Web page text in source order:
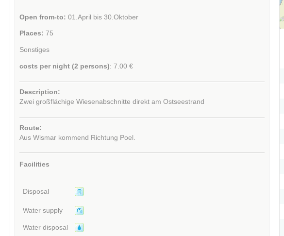
Open from-to: 01.April bis 30.Oktober
Places: 75
Sonstiges
costs per night (2 persons): 7.00 €
Description:
Zwei großflächige Wiesenabschnitte direkt am Ostseestrand
Route:
Aus Wismar kommend Richtung Poel.
Facilities
Disposal
Water supply
Water disposal